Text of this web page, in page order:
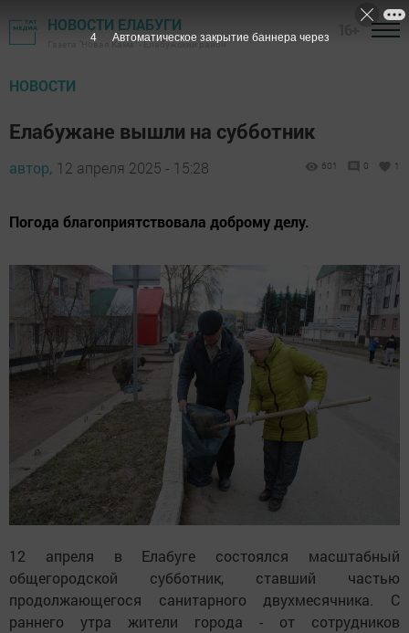
НОВОСТИ ЕЛАБУГИ
Газета "Новая Кама" - Елабужский район
НОВОСТИ
Елабужане вышли на субботник
автор, 12 апреля 2025 - 15:28 601 0 1
Погода благоприятствовала доброму делу.
12 апреля в Елабуге состоялся масштабный
общегородской субботник, ставший частью
продолжающегося санитарного двухмесячника. С
раннего утра жители города - от сотрудников
2 Автоматическое закрытие баннера через